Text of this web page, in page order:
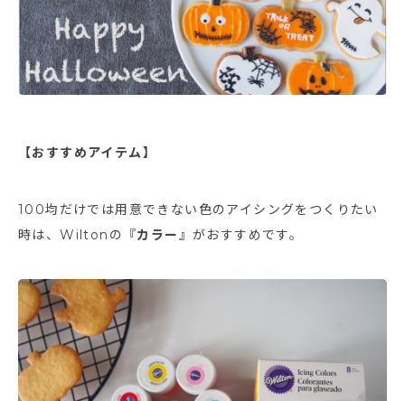
【おすすめアイテム】
100均だけでは用意できない色のアイシングをつくりたい
時は、Wiltonの『カラー』がおすすめです。